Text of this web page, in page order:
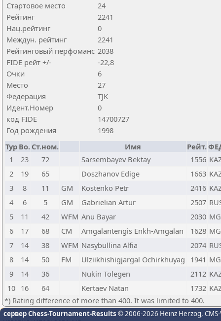
Стартовое место
24
Рейтинг
2241
Нац.рейтинг
0
Междун. рейтинг
2241
Рейтинговый перфоманс 2038
FIDE рейт +/-
-22,8
Очки
6
Место
27
Федерация
TJK
Идент.Номер
0
код FIDE
14700727
Год рождения
1998
Тур Bo. Ст.ном. Имя Рейт.
1
23 72 Sarsembayev Bektay 1556
2
19 65 Doszhanov Edige 1663
3
8 11 GM Kostenko Petr 2416
4
6 5 GM Gabrielian Artur 2507
5
11 42 WFM Anu Bayar 2030
6
17 68 CM Amgalantengis Enkh-Amgalan 1628
7
14 38 WFM Nasybullina Alfia 2074
8
14 50 FM Ulziikhishigjargal Ochirkhuyag 1941
9
14 36 Nukin Tolegen 2112
10 16 64 Kertaev Natan 1732
*) Rating difference of more than 400. It was limited to 400.
сервер Chess-Tournament-Results © 2006-2026 Heinz Herzog,